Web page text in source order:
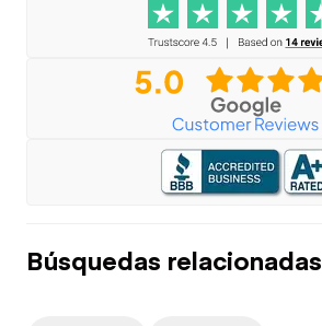
Búsquedas relacionadas